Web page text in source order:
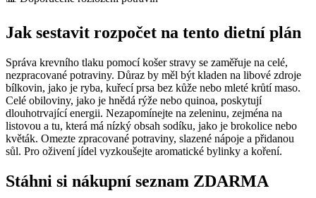
Jak sestavit rozpočet na tento dietní plán
Správa krevního tlaku pomocí košer stravy se zaměřuje na celé,
nezpracované potraviny. Důraz by měl být kladen na libové zdroje
bílkovin, jako je ryba, kuřecí prsa bez kůže nebo mleté krůtí maso.
Celé obiloviny, jako je hnědá rýže nebo quinoa, poskytují
dlouhotrvající energii. Nezapomínejte na zeleninu, zejména na
listovou a tu, která má nízký obsah sodíku, jako je brokolice nebo
květák. Omezte zpracované potraviny, slazené nápoje a přidanou
sůl. Pro oživení jídel vyzkoušejte aromatické bylinky a koření.
Stáhni si nákupní seznam ZDARMA